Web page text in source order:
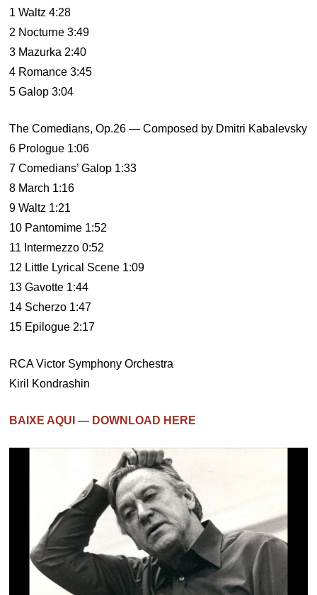
1 Waltz 4:28
2 Nocturne 3:49
3 Mazurka 2:40
4 Romance 3:45
5 Galop 3:04
The Comedians, Op.26 — Composed by Dmitri Kabalevsky
6 Prologue 1:06
7 Comedians’ Galop 1:33
8 March 1:16
9 Waltz 1:21
10 Pantomime 1:52
11 Intermezzo 0:52
12 Little Lyrical Scene 1:09
13 Gavotte 1:44
14 Scherzo 1:47
15 Epilogue 2:17
RCA Victor Symphony Orchestra
Kiril Kondrashin
BAIXE AQUI — DOWNLOAD HERE